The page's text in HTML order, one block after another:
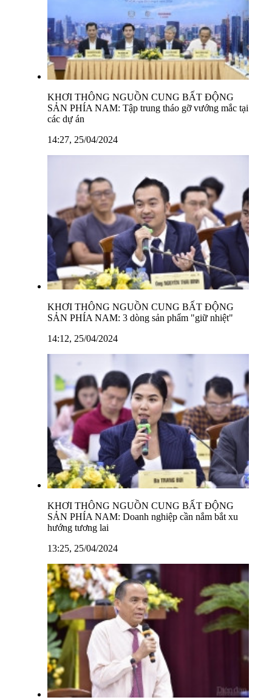
KHƠI THÔNG NGUỒN CUNG BẤT ĐỘNG
SẢN PHÍA NAM: Tập trung tháo gỡ vướng mắc tại
các dự án
14:27, 25/04/2024
KHƠI THÔNG NGUỒN CUNG BẤT ĐỘNG
SẢN PHÍA NAM: 3 dòng sản phẩm "giữ nhiệt"
14:12, 25/04/2024
KHƠI THÔNG NGUỒN CUNG BẤT ĐỘNG
SẢN PHÍA NAM: Doanh nghiệp cần nắm bắt xu
hướng tương lai
13:25, 25/04/2024